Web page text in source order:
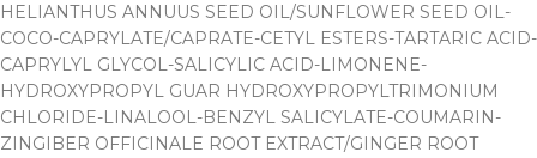
HELIANTHUS ANNUUS SEED OIL/SUNFLOWER SEED OIL-
COCO-CAPRYLATE/CAPRATE-CETYL ESTERS-TARTARIC ACID-
CAPRYLYL GLYCOL-SALICYLIC ACID-LIMONENE-
HYDROXYPROPYL GUAR HYDROXYPROPYLTRIMONIUM
CHLORIDE-LINALOOL-BENZYL SALICYLATE-COUMARIN-
ZINGIBER OFFICINALE ROOT EXTRACT/GINGER ROOT